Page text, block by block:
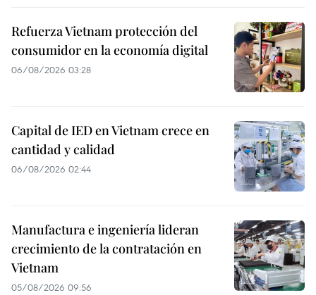
Refuerza Vietnam protección del
consumidor en la economía digital
06/08/2026 03:28
Capital de IED en Vietnam crece en
cantidad y calidad
06/08/2026 02:44
Manufactura e ingeniería lideran
crecimiento de la contratación en
Vietnam
05/08/2026 09:56